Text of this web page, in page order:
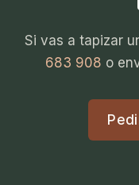
Si vas a tapizar
683 908 o